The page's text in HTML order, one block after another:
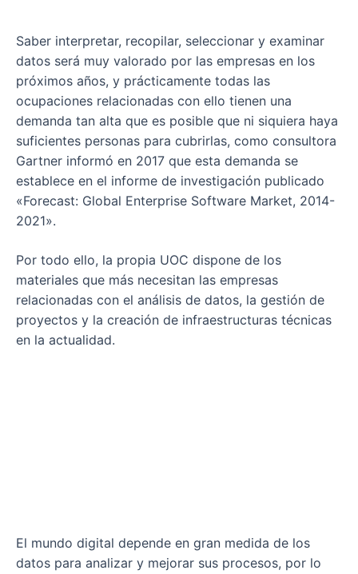
Saber interpretar, recopilar, seleccionar y examinar
datos será muy valorado por las empresas en los
próximos años, y prácticamente todas las
ocupaciones relacionadas con ello tienen una
demanda tan alta que es posible que ni siquiera haya
suficientes personas para cubrirlas, como consultora
Gartner informó en 2017 que esta demanda se
establece en el informe de investigación publicado
«Forecast: Global Enterprise Software Market, 2014-
2021».
Por todo ello, la propia UOC dispone de los
materiales que más necesitan las empresas
relacionadas con el análisis de datos, la gestión de
proyectos y la creación de infraestructuras técnicas
en la actualidad.
El mundo digital depende en gran medida de los
datos para analizar y mejorar sus procesos, por lo